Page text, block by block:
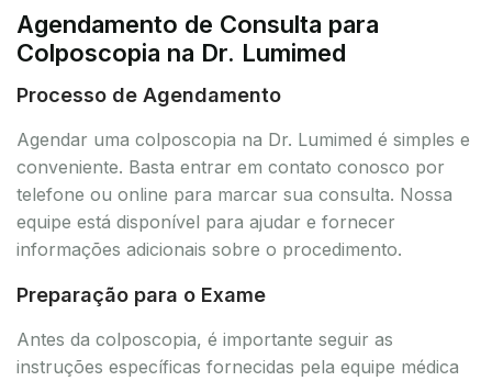
Agendamento de Consulta para
Colposcopia na Dr. Lumimed
Processo de Agendamento
Agendar uma colposcopia na Dr. Lumimed é simples e
conveniente. Basta entrar em contato conosco por
telefone ou online para marcar sua consulta. Nossa
equipe está disponível para ajudar e fornecer
informações adicionais sobre o procedimento.
Preparação para o Exame
Antes da colposcopia, é importante seguir as
instruções específicas fornecidas pela equipe médica